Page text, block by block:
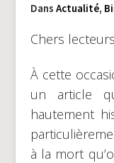
Dans Actualité,
Chers
À cette
un article
hautement
à la mort